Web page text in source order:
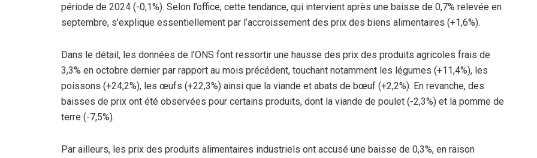
période de 2024 (-0,1%). Selon l’office, cette tendance, qui intervient après une baisse de 0,7% relevée en
septembre, s’explique essentiellement par l’accroissement des prix des biens alimentaires (+1,6%).
Dans le détail, les données de l’ONS font ressortir une hausse des prix des produits agricoles frais de
3,3% en octobre dernier par rapport au mois précédent, touchant notamment les légumes (+11,4%), les
poissons (+24,2%), les œufs (+22,3%) ainsi que la viande et abats de bœuf (+2,2%). En revanche, des
baisses de prix ont été observées pour certains produits, dont la viande de poulet (-2,3%) et la pomme de
terre (-7,5%).
Par ailleurs, les prix des produits alimentaires industriels ont accusé une baisse de 0,3%, en raison